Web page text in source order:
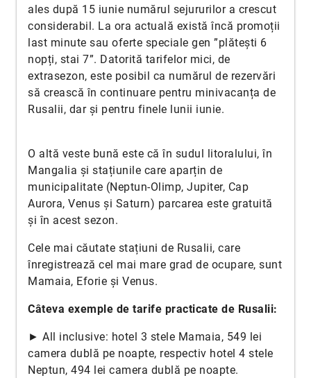
ales după 15 iunie numărul sejururilor a crescut
considerabil. La ora actuală există încă promoții
last minute sau oferte speciale gen ”plătești 6
nopți, stai 7”. Datorită tarifelor mici, de
extrasezon, este posibil ca numărul de rezervări
să crească în continuare pentru minivacanța de
Rusalii, dar și pentru finele lunii iunie.
O altă veste bună este că în sudul litoralului, în
Mangalia și stațiunile care aparțin de
municipalitate (Neptun-Olimp, Jupiter, Cap
Aurora, Venus și Saturn) parcarea este gratuită
și în acest sezon.
Cele mai căutate stațiuni de Rusalii, care
înregistrează cel mai mare grad de ocupare, sunt
Mamaia, Eforie și Venus.
Câteva exemple de tarife practicate de Rusalii:
► All inclusive: hotel 3 stele Mamaia, 549 lei
camera dublă pe noapte, respectiv hotel 4 stele
Neptun, 494 lei camera dublă pe noapte.